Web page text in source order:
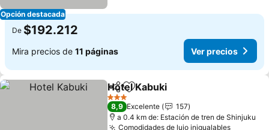
Opción destacada
De $192.212
Mira precios de 11 páginas Ver precios
CompartirAgregar a favoritos
Hotel Kabuki
3 Estrellas
8,9 Excelente
157
a 0.4 km de: Estación de tren de Shinjuku
Comodidades de lujo inigualables